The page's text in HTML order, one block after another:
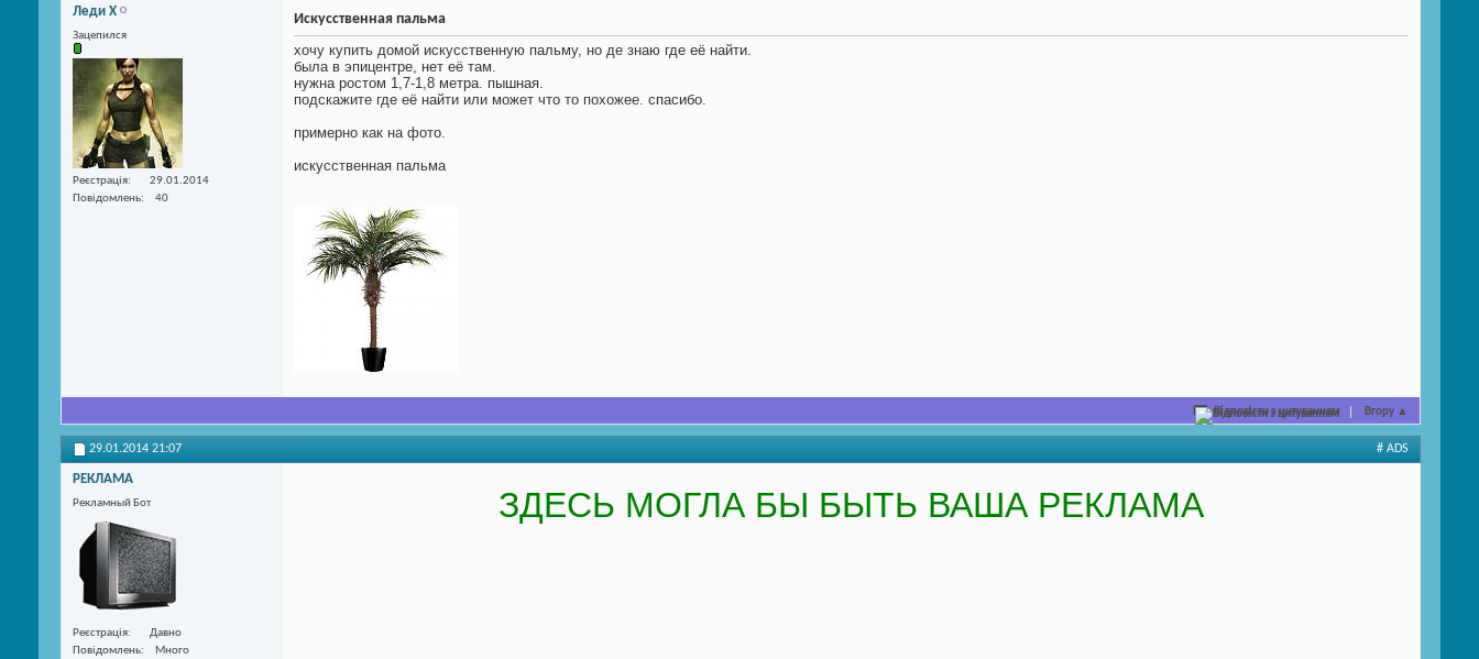
Леди Х
Зацепился
Реєстрація
29.01.2014
Повідомлень
40
Искусственная пальма
хочу купить домой искусственную пальму, но де знаю где её найти.
была в эпицентре, нет её там.
нужна ростом 1,7-1,8 метра. пышная.
подскажите где её найти или может что то похожее. спасибо.
примерно как на фото.
искусственная пальма
Відповісти з цитуванням Вгору ▲
29.01.2014 21:07 # ADS
РЕКЛАМА
Рекламный Бот
Реєстрація
Давно
Повідомлень
Много
ЗДЕСЬ МОГЛА БЫ БЫТЬ ВАША РЕКЛАМА